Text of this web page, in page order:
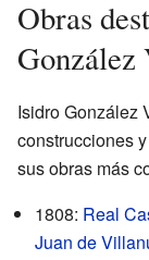
Obras
González
Isidro González
construcciones
sus obras más
1808: Real
Juan de